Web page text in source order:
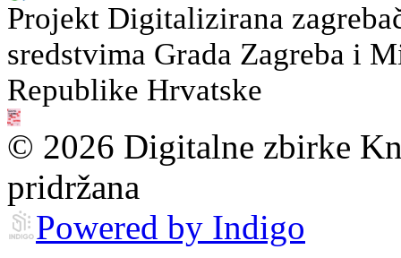
Projekt Digitalizirana
sredstvima Grada Zagreba i
Republike Hrvatske
© 2026 Digitalne zbirke
pridržana
Powered by Indigo